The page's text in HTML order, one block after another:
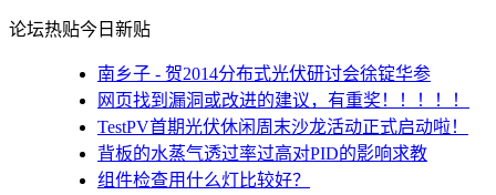
论坛热贴今日新贴
南乡子 - 贺2014分布式光伏研讨会徐锭华参
网页找到漏洞或改进的建议，有重奖！！！！！
TestPV首期光伏休闲周末沙龙活动正式启动啦！
背板的水蒸气透过率过高对PID的影响求教
组件检查用什么灯比较好？